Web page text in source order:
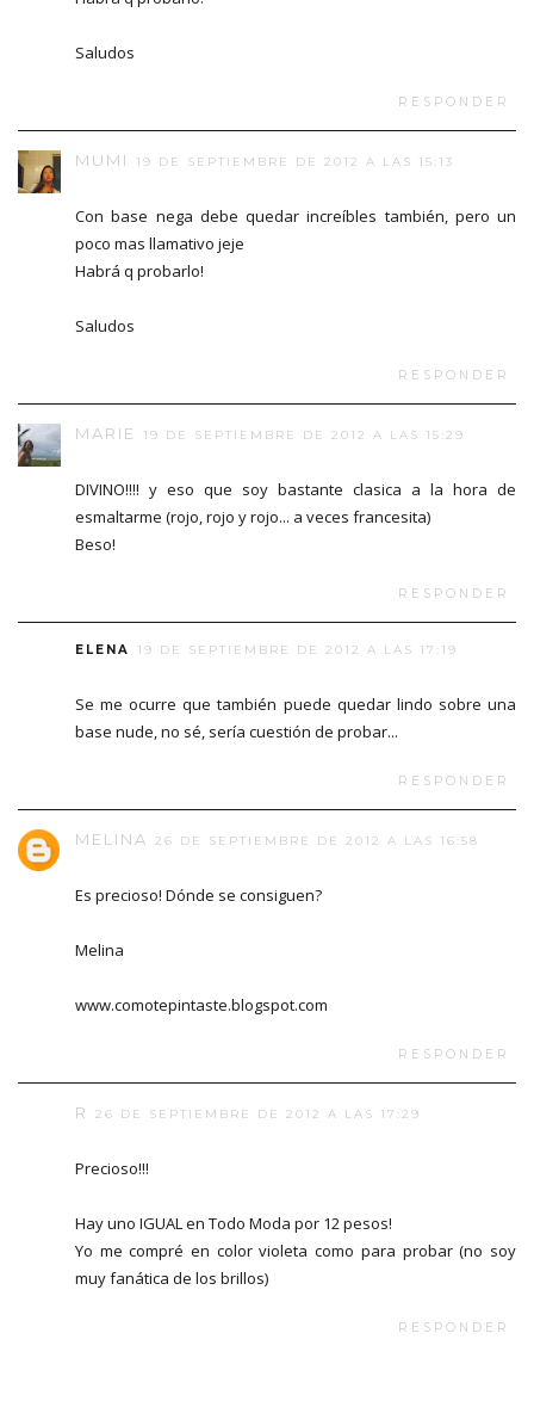
Saludos
RESPONDER
MUMI 19 DE SEPTIEMBRE DE 2012 A LAS 15:13
Con base nega debe quedar increíbles también, pero un
poco mas llamativo jeje
Habrá q probarlo!
Saludos
RESPONDER
MARIE 19 DE SEPTIEMBRE DE 2012 A LAS 15:29
DIVINO!!!! y eso que soy bastante clasica a la hora de
esmaltarme (rojo, rojo y rojo... a veces francesita)
Beso!
RESPONDER
ELENA 19 DE SEPTIEMBRE DE 2012 A LAS 17:19
Se me ocurre que también puede quedar lindo sobre una
base nude, no sé, sería cuestión de probar...
RESPONDER
MELINA 26 DE SEPTIEMBRE DE 2012 A LAS 16:58
Es precioso! Dónde se consiguen?
Melina
www.comotepintaste.blogspot.com
RESPONDER
R 26 DE SEPTIEMBRE DE 2012 A LAS 17:29
Precioso!!!
Hay uno IGUAL en Todo Moda por 12 pesos!
Yo me compré en color violeta como para probar (no soy
muy fanática de los brillos)
RESPONDER